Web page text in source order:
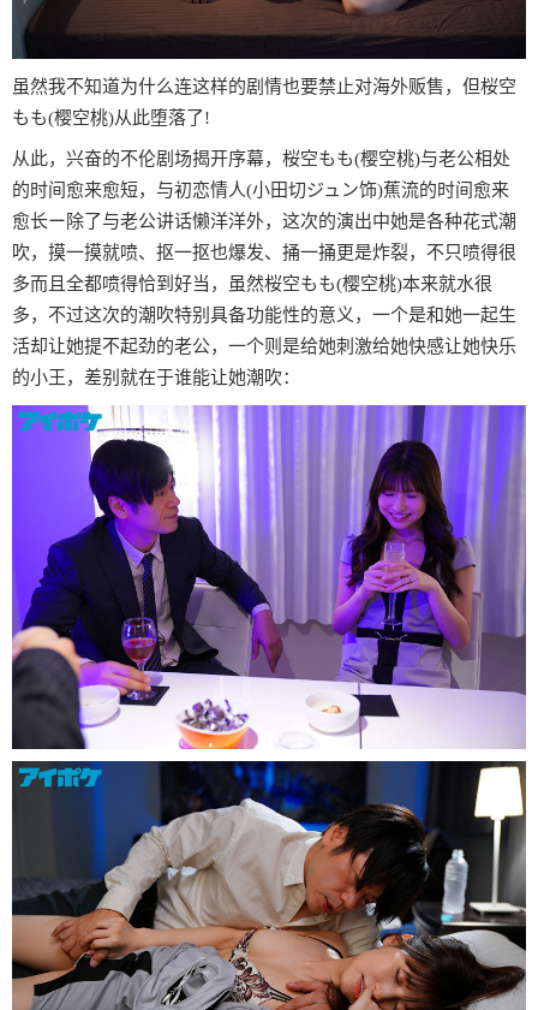
虽然我不知道为什么连这样的剧情也要禁止对海外贩售，但桜空
もも(樱空桃)从此堕落了!
从此，兴奋的不伦剧场揭开序幕，桜空もも(樱空桃)与老公相处
的时间愈来愈短，与初恋情人(小田切ジュン饰)蕉流的时间愈来
愈长ー除了与老公讲话懒洋洋外，这次的演出中她是各种花式潮
吹，摸一摸就喷、抠一抠也爆发、捅一捅更是炸裂，不只喷得很
多而且全都喷得恰到好当，虽然桜空もも(樱空桃)本来就水很
多，不过这次的潮吹特别具备功能性的意义，一个是和她一起生
活却让她提不起劲的老公，一个则是给她刺激给她快感让她快乐
的小王，差别就在于谁能让她潮吹：